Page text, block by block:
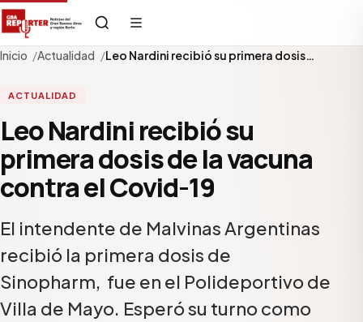
Inicio Actualidad Leo Nardini recibió su primera dosis…
ACTUALIDAD
Leo Nardini recibió su
primera dosis de la vacuna
contra el Covid-19
El intendente de Malvinas Argentinas
recibió la primera dosis de
Sinopharm, fue en el Polideportivo de
Villa de Mayo. Esperó su turno como